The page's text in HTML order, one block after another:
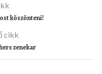
köszönteni!
cikk
zenekar